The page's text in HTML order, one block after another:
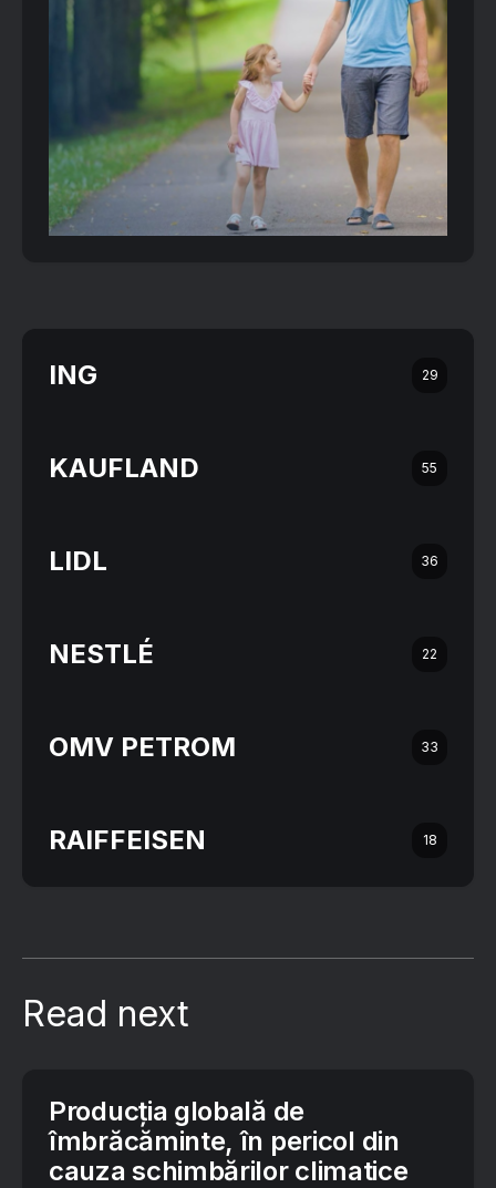
ING 29
KAUFLAND 55
LIDL 36
NESTLÉ 22
OMV PETROM 33
RAIFFEISEN 18
Read next
Producția globală de
îmbrăcăminte, în pericol din
cauza schimbărilor climatice